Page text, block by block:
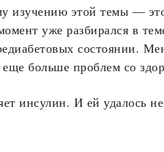
изучению этой темы —
уже разбирался в
состоянии.
больше проблем со
инсулин. И ей удалось